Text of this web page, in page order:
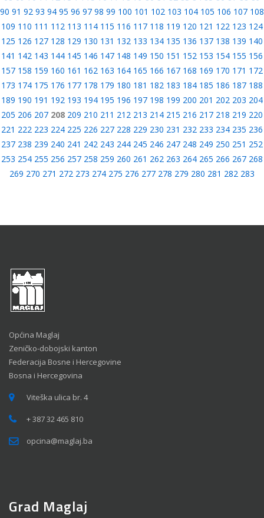
90 91 92 93 94 95 96 97 98 99 100 101 102 103 104 105 106 107 108
109 110 111 112 113 114 115 116 117 118 119 120 121 122 123 124
125 126 127 128 129 130 131 132 133 134 135 136 137 138 139 140
141 142 143 144 145 146 147 148 149 150 151 152 153 154 155 156
157 158 159 160 161 162 163 164 165 166 167 168 169 170 171 172
173 174 175 176 177 178 179 180 181 182 183 184 185 186 187 188
189 190 191 192 193 194 195 196 197 198 199 200 201 202 203 204
205 206 207 208 209 210 211 212 213 214 215 216 217 218 219 220
221 222 223 224 225 226 227 228 229 230 231 232 233 234 235 236
237 238 239 240 241 242 243 244 245 246 247 248 249 250 251 252
253 254 255 256 257 258 259 260 261 262 263 264 265 266 267 268
269 270 271 272 273 274 275 276 277 278 279 280 281 282 283
Općina Maglaj
Zeničko-dobojski kanton
Federacija Bosne i Hercegovine
Bosna i Hercegovina
Viteška ulica br. 4
+ 387 32 465 810
opcina@maglaj.ba
Grad Maglaj